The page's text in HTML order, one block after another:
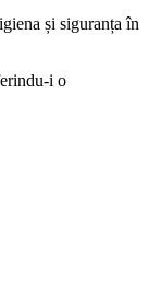
și siguranța în
i o